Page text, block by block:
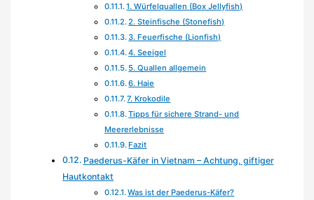
1. Würfelquallen (Box Jellyfish)
2. Steinfische (Stonefish)
3. Feuerfische (Lionfish)
4. Seeigel
5. Quallen allgemein
6. Haie
7. Krokodile
Tipps für sichere Strand- und
Meererlebnisse
Fazit
Paederus-Käfer in Vietnam – Achtung, giftiger
Hautkontakt
Was ist der Paederus-Käfer?